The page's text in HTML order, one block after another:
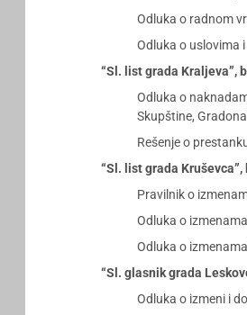
Odluka o radnom
Odluka o uslovima
“Sl. list grada Kraljeva”,
Odluka o
Skupštine,
Rešenje o
“Sl. list grada
Pravilnik o
Odluka o
Odluka o
“Sl. glasnik grada
Odluka o izmeni i